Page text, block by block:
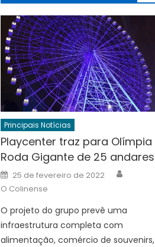
Principais Notícias
Playcenter traz para Olímpia
Roda Gigante de 25 andares
Posted
on
25 de fevereiro de 2022
O Colinense
O projeto do grupo prevê uma
infraestrutura completa com
alimentação, comércio de souvenirs,